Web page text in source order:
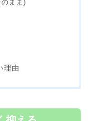
まま)
理由